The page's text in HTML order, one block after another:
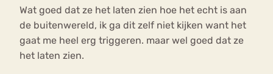
Wat goed dat ze het laten zien hoe het echt is aan
de buitenwereld, ik ga dit zelf niet kijken want het
gaat me heel erg triggeren. maar wel goed dat ze
het laten zien.